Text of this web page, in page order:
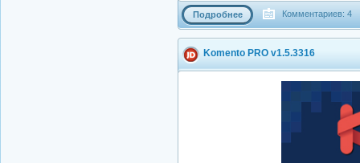
Подробнее Комментариев: 4
Komento PRO v1.5.3316